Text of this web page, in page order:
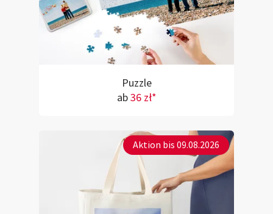
Puzzle
ab36 zł*
Aktion bis 09.08.2026